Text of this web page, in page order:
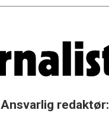
Ansvarlig redaktør: